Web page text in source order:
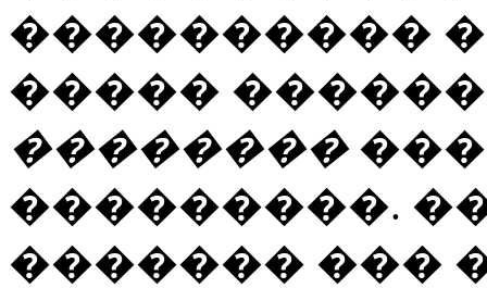
����������
�����
��������
���������.
������� ���